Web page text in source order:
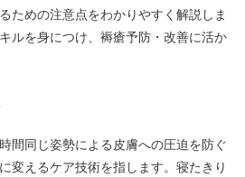
ための注意点をわかりやすく解説しま
ルを身につけ、褥瘡予防・改善に活か
間同じ姿勢による皮膚への圧迫を防ぐ
変えるケア技術を指します。寝たきり